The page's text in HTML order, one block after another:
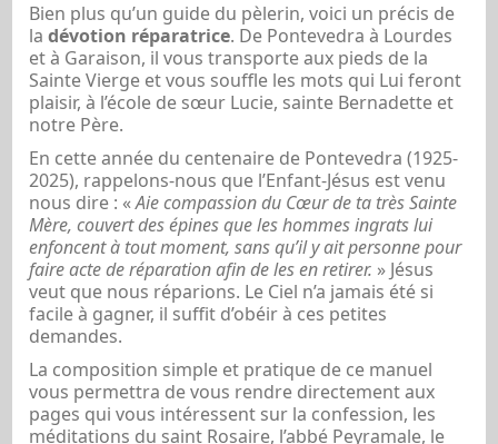
Bien plus qu’un guide du pèlerin, voici un précis de
ladévotion réparatrice. De Pontevedra à Lourdes
et à Garaison, il vous transporte aux pieds de la
Sainte Vierge et vous souffle les mots qui Lui feront
plaisir, à l’école de sœur Lucie, sainte Bernadette et
notre Père.
En cette année du centenaire de Pontevedra (1925-
2025), rappelons-nous que l’Enfant-Jésus est venu
nous dire : «Aie compassion du Cœur de ta très Sainte
Mère, couvert des épines que les hommes ingrats lui
enfoncent à tout moment, sans qu’il y ait personne pour
faire acte de réparation afin de les en retirer. » Jésus
veut que nous réparions. Le Ciel n’a jamais été si
facile à gagner, il suffit d’obéir à ces petites
demandes.
La composition simple et pratique de ce manuel
vous permettra de vous rendre directement aux
pages qui vous intéressent sur la confession, les
méditations du saint Rosaire, l’abbé Peyramale, le